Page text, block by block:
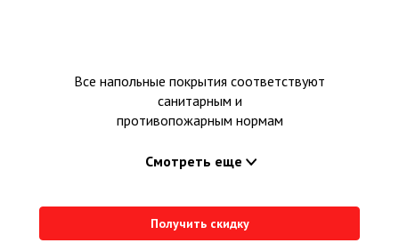
Все напольные покрытия соответствуют
санитарным и
противопожарным нормам
Смотреть еще
Получить скидку